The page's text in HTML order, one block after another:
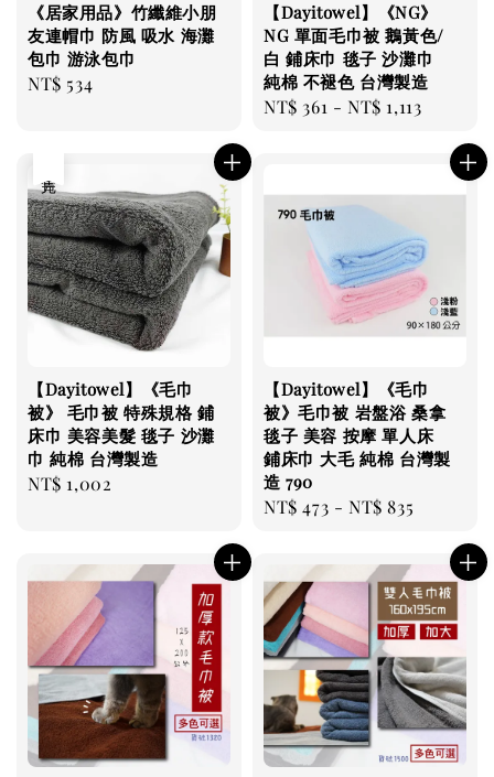
《居家用品》竹纖維小朋
友連帽巾 防風 吸水 海灘
包巾 游泳包巾
Regular
NT$ 534
【Dayitowel】《NG》
NG 單面毛巾被 鵝黃色/
白 鋪床巾 毯子 沙灘巾
純棉 不褪色 台灣製造
Regular
NT$ 361 -NT$ 1,113
【Dayitowel】《毛巾
被》 毛巾被 特殊規格 鋪
床巾 美容美髮 毯子 沙灘
巾 純棉 台灣製造
Regular
NT$ 1,002
【Dayitowel】《毛巾
被》毛巾被 岩盤浴 桑拿
毯子 美容 按摩 單人床
鋪床巾 大毛 純棉 台灣製
造 790
Regular
NT$ 473 -NT$ 835